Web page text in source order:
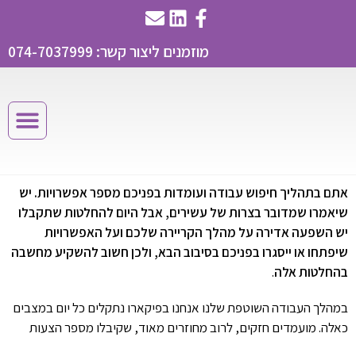
מוזמנים ליצור קשר: 074-7037999
אתם בתהליך חיפוש עבודה ועומדות בפניכם מספר אפשרויות. יש
שיאמרו שמדובר בצרות של עשירים, אבל היום להחלטות שתקבלו
יש השפעה אדירה על מהלך הקריירה שלכם ועל האפשרויות
שיפתחו או ייסגרו בפניכם בסיבוב הבא, ולכן חשוב להשקיע מחשבה
בהחלטות אלה.
במהלך העבודה השוטפת שלנו אנחנו בפיקארו נתקלים כל יום במצבים
כאלה. מועמדים חזקים, לרוב מחוזרים מאוד, שקיבלו מספר הצעות